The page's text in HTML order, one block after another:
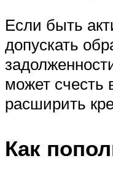
Если быть
допускать
может счесть
расширить
Как